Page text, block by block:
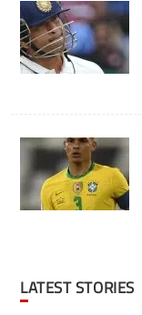
LATEST STORIES